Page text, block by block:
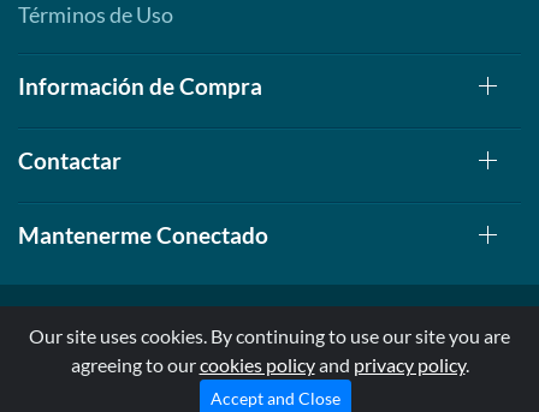
Términos de Uso
Información de Compra
Contactar
Mantenerme Conectado
© 1999-2026, AllStarHealth.com | All Rights Reserved
* Estas declaraciones no han sido evaluadas por la FDA
Our site uses cookies. By continuing to use our site you are
agreeing to ourcookies policyand privacy policy.
Accept and Close